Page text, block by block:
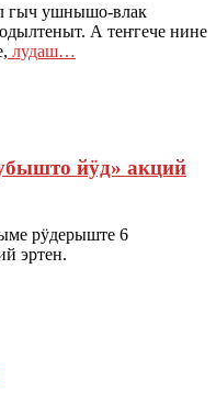
гыч ушнышо-влак
А теҥгече нине
лудаш…
йӱд» акций
рӱдерыште 6
эртен.